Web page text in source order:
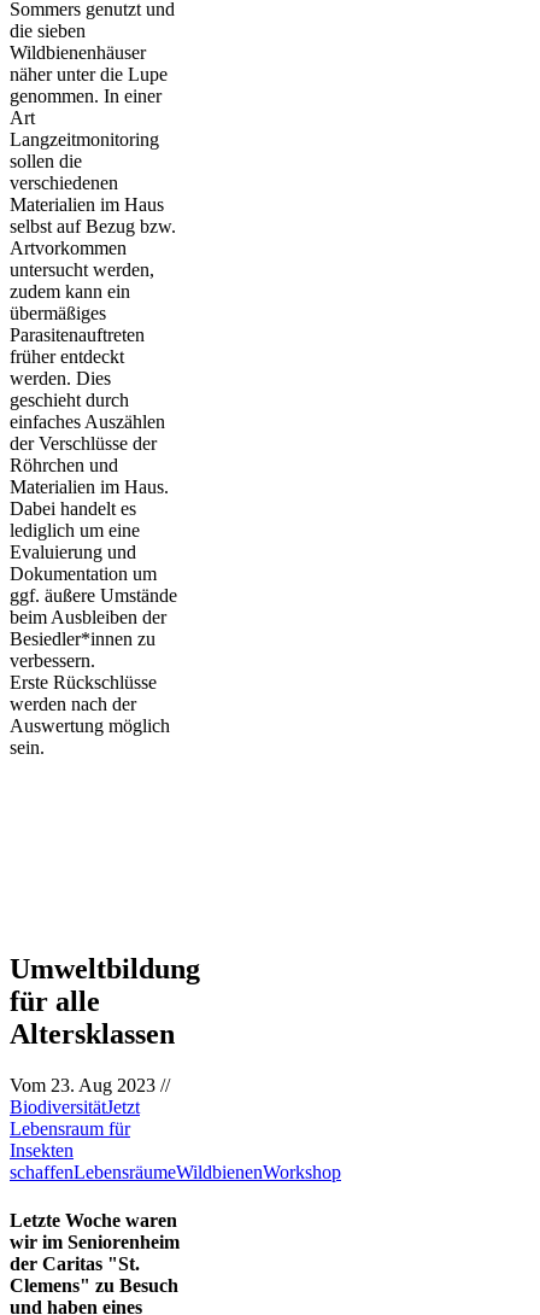
Sommers genutzt und
die sieben
Wildbienenhäuser
näher unter die Lupe
genommen. In einer
Art
Langzeitmonitoring
sollen die
verschiedenen
Materialien im Haus
selbst auf Bezug bzw.
Artvorkommen
untersucht werden,
zudem kann ein
übermäßiges
Parasitenauftreten
früher entdeckt
werden. Dies
geschieht durch
einfaches Auszählen
der Verschlüsse der
Röhrchen und
Materialien im Haus.
Dabei handelt es
lediglich um eine
Evaluierung und
Dokumentation um
ggf. äußere Umstände
beim Ausbleiben der
Besiedler*innen zu
verbessern.
Erste Rückschlüsse
werden nach der
Auswertung möglich
sein.
Umweltbildung
für alle
Altersklassen
Vom 23. Aug 2023 //
BiodiversitätJetzt
Lebensraum für
Insekten
schaffenLebensräumeWildbienenWorkshop
Letzte Woche waren
wir im Seniorenheim
der Caritas "St.
Clemens" zu Besuch
und haben eines